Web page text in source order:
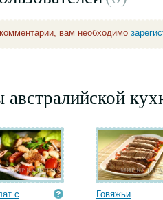
вам необходимо
с
Говяжьи